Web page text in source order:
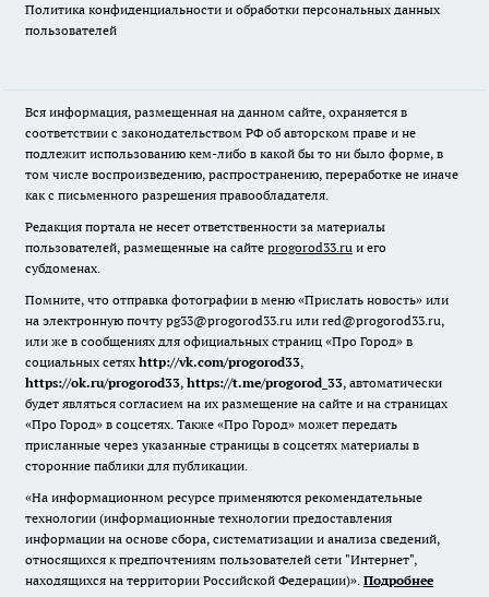
Политика конфиденциальности и обработки персональных данных
пользователей
Вся информация, размещенная на данном сайте, охраняется в
соответствии с законодательством РФ об авторском праве и не
подлежит использованию кем-либо в какой бы то ни было форме, в
том числе воспроизведению, распространению, переработке не иначе
как с письменного разрешения правообладателя.
Редакция портала не несет ответственности за материалы
пользователей, размещенные на сайте progorod33.ru и его
субдоменах.
Помните, что отправка фотографии в меню «Прислать новость» или
на электронную почту pg33@progorod33.ru или red@progorod33.ru,
или же в сообщениях для официальных страниц «Про Город» в
социальных сетях http://vk.com/progorod33,
https://ok.ru/progorod33, https://t.me/progorod_33, автоматически
будет являться согласием на их размещение на сайте и на страницах
«Про Город» в соцсетях. Также «Про Город» может передать
присланные через указанные страницы в соцсетях материалы в
сторонние паблики для публикации.
«На информационном ресурсе применяются рекомендательные
технологии (информационные технологии предоставления
информации на основе сбора, систематизации и анализа сведений,
относящихся к предпочтениям пользователей сети "Интернет",
находящихся на территории Российской Федерации)». Подробнее